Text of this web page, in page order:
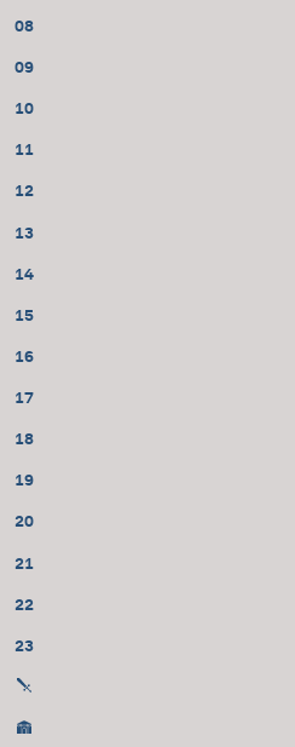
08
09
10
11
12
13
14
15
16
17
18
19
20
21
22
23